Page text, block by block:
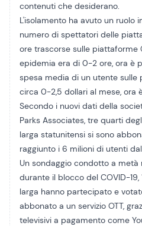
contenuti che desiderano.
L'isolamento ha avuto un ruolo
numero di spettatori delle
ore trascorse sulle piattaforme
epidemia era di 0-2 ore, ora è
spesa media di un utente sulle
circa 0-2,5 dollari al mese, ora
Secondo i nuovi dati della
Parks Associates, tre quarti
larga statunitensi si sono
raggiunto i 6 milioni di utenti
Un sondaggio condotto a metà
durante il blocco del COVID-
larga hanno partecipato e
abbonato a un servizio OTT,
televisivi a pagamento come